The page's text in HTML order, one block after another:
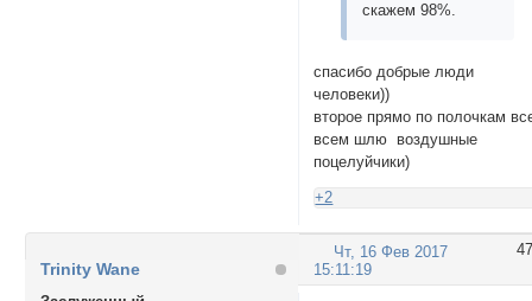
скажем 98%.
спасибо добрые люди
человеки))
второе прямо по полочкам
всем шлю воздушные
поцелуйчики)
+2
47
Чт, 16 Фев 2017
15:11:19
Trinity Wane